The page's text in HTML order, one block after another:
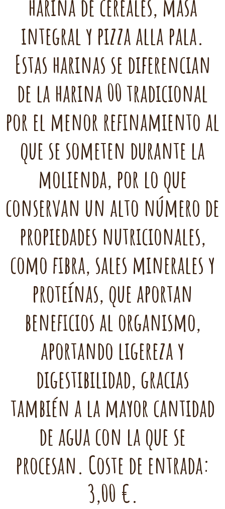
harina de cereales, masa
integral y pizza alla pala.
Estas harinas se diferencian
de la harina 00 tradicional
por el menor refinamiento al
que se someten durante la
molienda, por lo que
conservan un alto número de
propiedades nutricionales,
como fibra, sales minerales y
proteínas, que aportan
beneficios al organismo,
aportando ligereza y
digestibilidad, gracias
también a la mayor cantidad
de agua con la que se
procesan. Coste de entrada:
3,00 €.